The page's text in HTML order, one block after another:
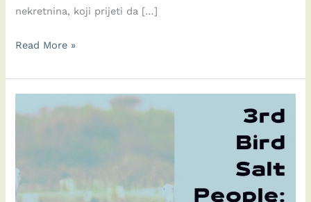
nekretnina, koji prijeti da […]
Dani
razgovorima
zaštiti
Gudrun
Steinacker
Read More »